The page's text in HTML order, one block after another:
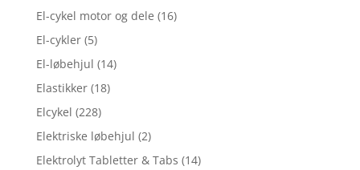
El-cykel motor og dele (16)
El-cykler (5)
El-løbehjul (14)
Elastikker (18)
Elcykel (228)
Elektriske løbehjul (2)
Elektrolyt Tabletter & Tabs (14)